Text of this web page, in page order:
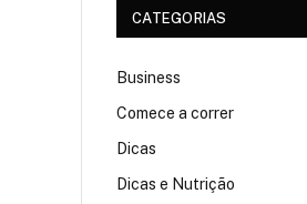
CATEGORIAS
Business
Comece a correr
Dicas
Dicas e Nutrição